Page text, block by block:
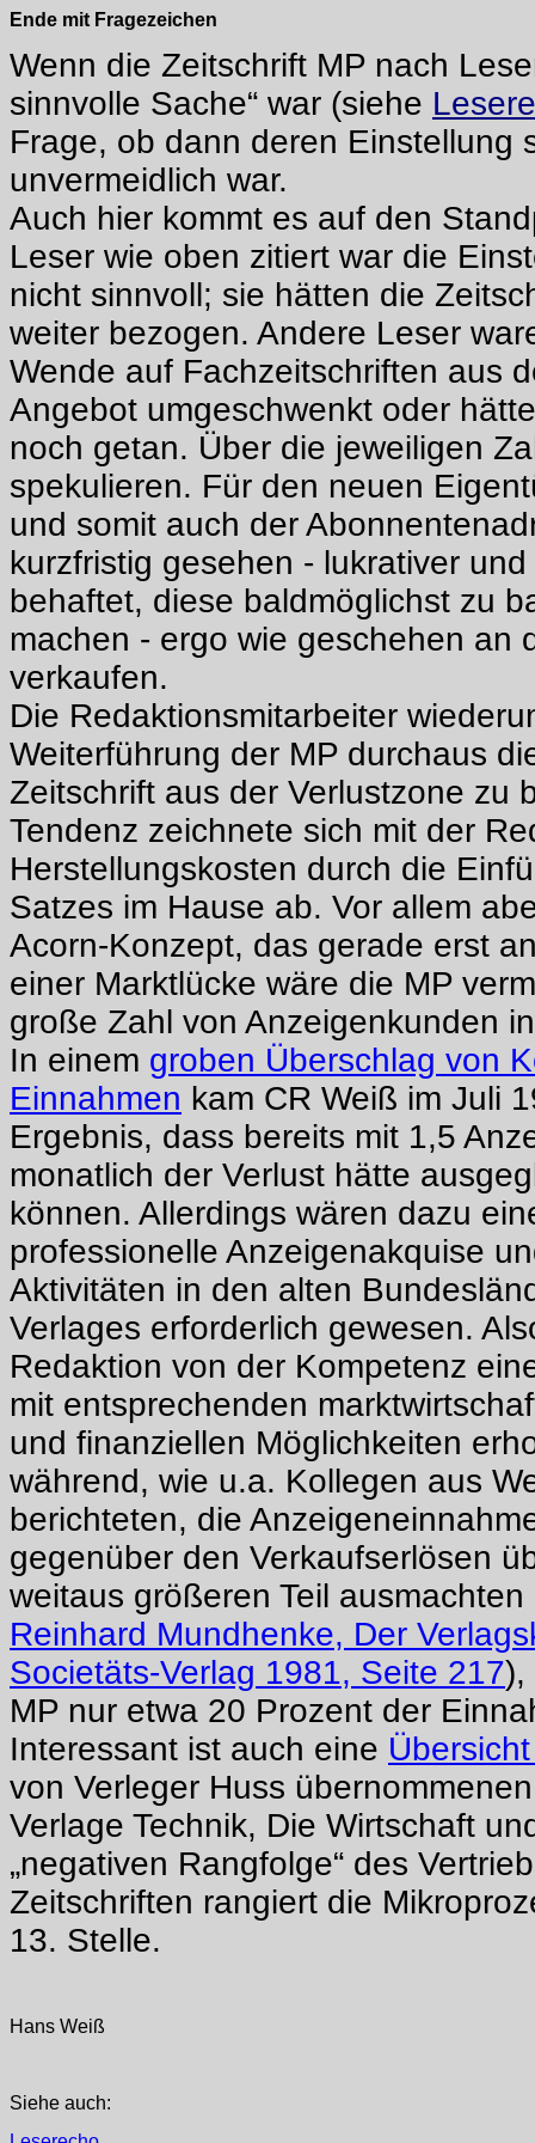
Ende mit Fragezeichen
Wenn die Zeitschrift MP nach
sinnvolle Sache“ war (siehe
Frage, ob dann deren Einstellung
unvermeidlich war.
Auch hier kommt es auf den
Leser wie oben zitiert war die
nicht sinnvoll; sie hätten die
weiter bezogen. Andere Leser
Wende auf Fachzeitschriften aus
Angebot umgeschwenkt oder
noch getan. Über die jeweiligen
spekulieren. Für den neuen
und somit auch der
kurzfristig gesehen - lukrativer
behaftet, diese baldmöglichst zu
machen - ergo wie geschehen an
verkaufen.
Die Redaktionsmitarbeiter
Weiterführung der MP durchaus
Zeitschrift aus der Verlustzone zu
Tendenz zeichnete sich mit der
Herstellungskosten durch die
Satzes im Hause ab. Vor allem
Acorn-Konzept, das gerade erst
einer Marktlücke wäre die MP
große Zahl von Anzeigenkunden
In einem groben Überschlag von
Einnahmen kam CR Weiß im Juli
Ergebnis, dass bereits mit 1,5
monatlich der Verlust hätte
können. Allerdings wären dazu
professionelle Anzeigenakquise
Aktivitäten in den alten
Verlages erforderlich gewesen.
Redaktion von der Kompetenz
mit entsprechenden
und finanziellen Möglichkeiten
während, wie u.a. Kollegen aus
berichteten, die
gegenüber den Verkaufserlösen
weitaus größeren Teil
Reinhard Mundhenke, Der
Societäts-Verlag 1981, Seite 217),
MP nur etwa 20 Prozent der
Interessant ist auch eine
von Verleger Huss
Verlage Technik, Die Wirtschaft
„negativen Rangfolge“ des
Zeitschriften rangiert die
13. Stelle.
Hans Weiß
Siehe auch: